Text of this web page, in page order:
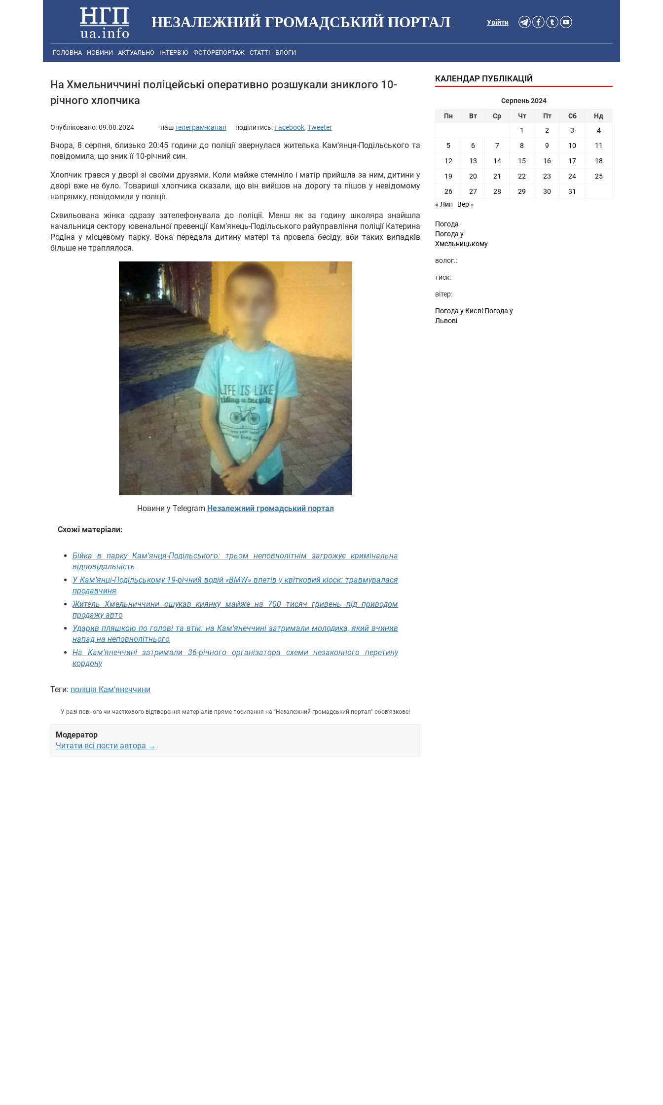
НЕЗАЛЕЖНИЙ ГРОМАДСЬКИЙ ПОРТАЛ Увійти
ГОЛОВНА НОВИНИ АКТУАЛЬНО ІНТЕРВ’Ю ФОТОРЕПОРТАЖ СТАТТІ БЛОГИ
На Хмельниччині поліцейські оперативно розшукали зниклого 10-
річного хлопчика
Опубліковано:09.08.2024 наштелеграм-канал поділитись: Facebook, Tweeter
Вчора, 8 серпня, близько 20:45 години до поліції звернулася жителька Камʼянця-Подільського та
повідомила, що зник її 10-річний син.
Хлопчик грався у дворі зі своїми друзями. Коли майже стемніло і матір прийшла за ним, дитини у
дворі вже не було. Товариші хлопчика сказали, що він вийшов на дорогу та пішов у невідомому
напрямку, повідомили у поліції.
Схвильована жінка одразу зателефонувала до поліції. Менш як за годину школяра знайшла
начальниця сектору ювенальної превенції Камʼянець-Подільського райуправління поліції Катерина
Родіна у місцевому парку. Вона передала дитину матері та провела бесіду, аби таких випадків
більше не траплялося.
Новини у Telegram Незалежний громадський портал
Схожі матеріали:
Бійка в парку Кам’янця-Подільського: трьом неповнолітнім загрожує кримінальна
відповідальність
У Кам’янці-Подільському 19-річний водій «BMW» влетів у квітковий кіоск: травмувалася
продавчиня
Житель Хмельниччини ошукав киянку майже на 700 тисяч гривень під приводом
продажу авто
Ударив пляшкою по голові та втік: на Кам’янеччині затримали молодика, який вчинив
напад на неповнолітнього
На Кам’янеччині затримали 36-річного організатора схеми незаконного перетину
кордону
Теги: поліція Кам'янеччини
У разі повного чи часткового відтворення матеріалів пряме посилання на "Незалежний громадський портал" обов'язкове!
Модератор
Читати всі пости автора →
КАЛЕНДАР ПУБЛІКАЦІЙ
Серпень 2024
Пн
Вт Ср Чт Пт Сб
Нд
1
2 3
4
5
6 7 8 9 10
11
12
13 14 15 16 17
18
19
20 21 22 23 24
25
26
27 28 29 30
31
« Лип
Вер »
Погода
Погода у
Хмельницькому
волог.:
тиск:
вітер:
Погода у Києві Погода у
Львові